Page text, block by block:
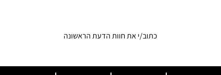
כתוב/י את חוות הדעת הראשונה